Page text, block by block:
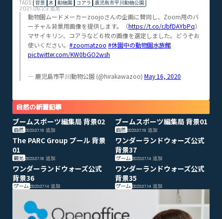
TAGS: 背景 木 動物園 コアラ 鹿児島市平川動物公園
2021.06.23追加
動物園ムードメーカーzoojoさんの企画に賛同し、Zoom用のバ
ーチャル背景用画像を提供します。（https://t.co/rJbfDAYbPq）
マサイキリン、コアラなど６枚の画像を選定しました。どうぞお
使いください。 #zoomatzoo #休園中の動物園水族館
pic.twitter.com/KW0bGO2wsh
— 鹿児島市平川動物公園 (@hirakawazoo) May 16, 2020
自然の新着記事
ブームスポーツ編集局 背景02
自然 2023.07.19 追加
ブームスポーツ編集局 背景01
自然 2023.07.19追加
The PARC Group プール 背景
01
観光 2023.07.18 追加
ワンダーランドウォーズ公式
背景37
ゲーム 2023.07.14追加
ワンダーランドウォーズ公式
背景36
ゲーム 2023.07.14 追加
ワンダーランドウォーズ公式
背景35
ゲーム 2023.07.14追加